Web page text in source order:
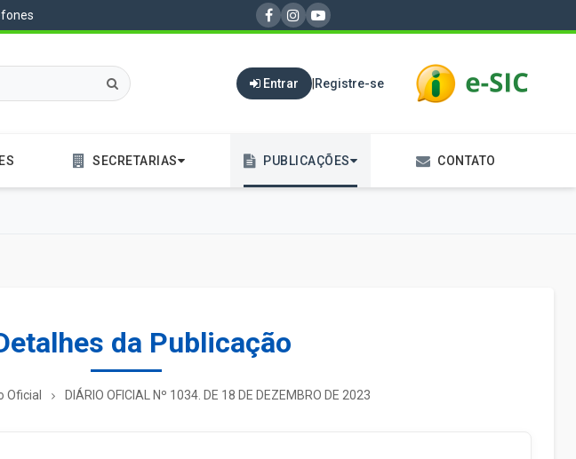
Entrar | Registre-se
SECRETARIAS PUBLICAÇÕES CONTATO
da Publicação
Oficial DIÁRIO OFICIAL Nº 1034. DE 18 DE DEZEMBRO DE 2023